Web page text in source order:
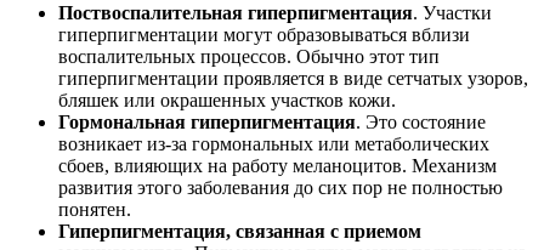
Поствоспалительная гиперпигментация. Участки
гиперпигментации могут образовываться вблизи
воспалительных процессов. Обычно этот тип
гиперпигментации проявляется в виде сетчатых узоров,
бляшек или окрашенных участков кожи.
Гормональная гиперпигментация. Это состояние
возникает из-за гормональных или метаболических
сбоев, влияющих на работу меланоцитов. Механизм
развития этого заболевания до сих пор не полностью
понятен.
Гиперпигментация, связанная с приемом